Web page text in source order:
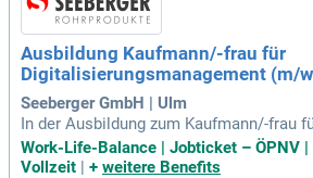
Ausbildung Kaufmann/-frau für
Digitalisierungsmanagement (m/
Seeberger GmbH | Ulm
In der Ausbildung zum Kaufmann/-frau
anagement (m/w/d) wirst Du zum
d Fachbereichen. Du entwickelst digitale
Work-Life-Balance | Jobticket – ÖPNV |
Vollzeit | + weitere Benefits